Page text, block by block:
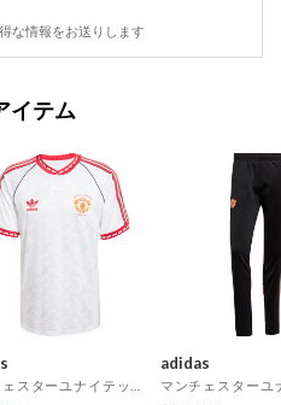
な情報をお送りします
イテム
adidas